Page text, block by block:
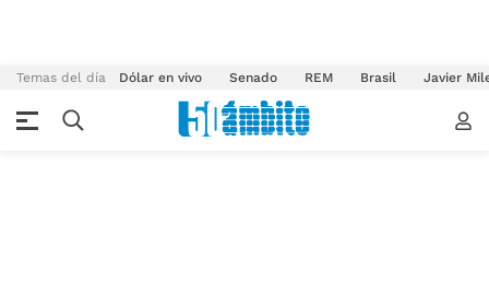
Temas del día Dólar en vivo Senado REM Brasil Javier